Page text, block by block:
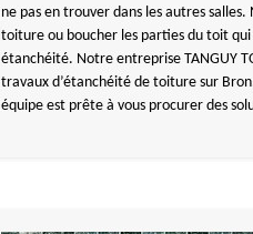
ne pas en trouver dans les autres
toiture ou boucher les parties du toit
étanchéité. Notre entreprise TANGUY
travaux d’étanchéité de toiture sur
équipe est prête à vous procurer des